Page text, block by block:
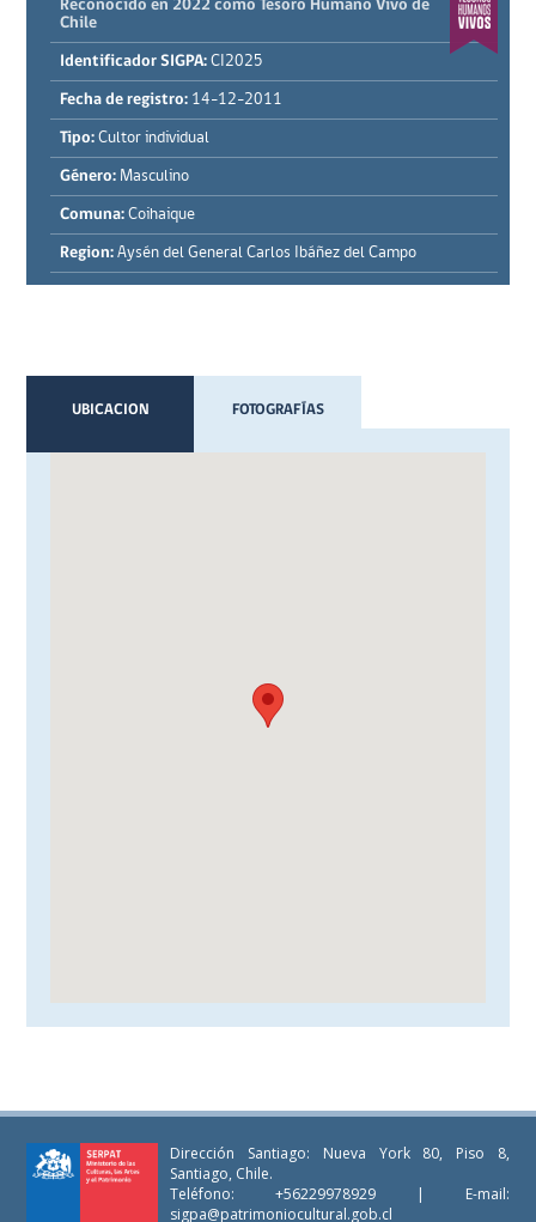
Reconocido en 2022 como Tesoro Humano Vivo de
Chile
Identificador SIGPA: CI2025
Fecha de registro: 14-12-2011
Tipo: Cultor individual
Género: Masculino
Comuna: Coihaique
Region: Aysén del General Carlos Ibáñez del Campo
UBICACION FOTOGRAFÍAS
Dirección Santiago: Nueva York 80, Piso 8,
Santiago, Chile.
Teléfono: +56229978929 | E-mail:
sigpa@patrimoniocultural.gob.cl